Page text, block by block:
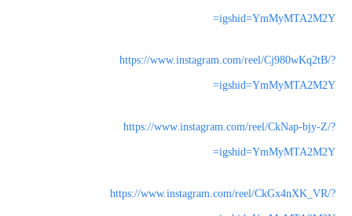
igshid=YmMyMTA2M2Y=
https://www.instagram.com/reel/Cj980wKq2tB/?
igshid=YmMyMTA2M2Y=
https://www.instagram.com/reel/CkNap-bjy-Z/?
igshid=YmMyMTA2M2Y=
https://www.instagram.com/reel/CkGx4nXK_VR/?